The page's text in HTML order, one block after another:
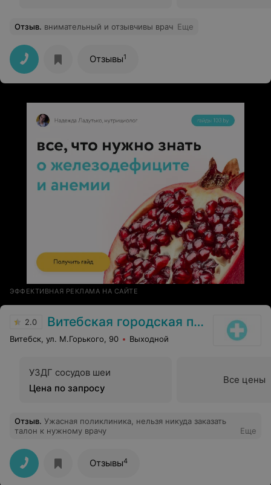
Отзыв. внимательный и отзывчивы врач Еще
Отзывы1
ЭФФЕКТИВНАЯ РЕКЛАМА НА САЙТЕ
2.0 Витебская городская поликлиника №2
Витебск, ул. М.Горького, 90 Выходной
УЗДГ сосудов шеи
Цена по запросу
Все цены
Отзыв. Ужасная поликлиника, нельзя никуда заказать
талон к нужному врачу
Еще
Отзывы4